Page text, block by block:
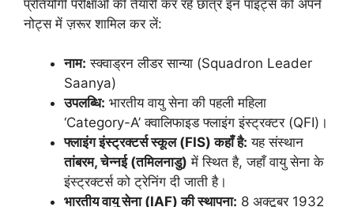
प्रतियोगी परीक्षाओं की तैयारी कर रहे छात्र इन पॉइंट्स को अपने
नोट्स में ज़रूर शामिल कर लें:
नाम: स्क्वाड्रन लीडर सान्या (Squadron Leader
Saanya)
उपलब्धि: भारतीय वायु सेना की पहली महिला
‘Category-A’ क्वालिफाइड फ्लाइंग इंस्ट्रक्टर (QFI)।
फ्लाइंग इंस्ट्रक्टर्स स्कूल (FIS) कहाँ है: यह संस्थान
तांबरम, चेन्नई (तमिलनाडु) में स्थित है, जहाँ वायु सेना के
इंस्ट्रक्टर्स को ट्रेनिंग दी जाती है।
भारतीय वायु सेना (IAF) की स्थापना: 8 अक्टूबर 1932